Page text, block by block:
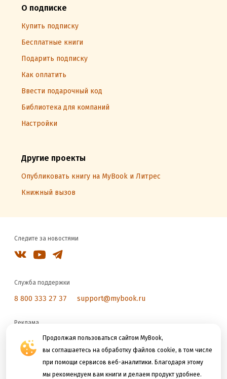
Продолжая пользоваться сайтом MyBook,
вы соглашаетесь на обработку файлов cookie, в том числе
при помощи сервисов веб-аналитики. Благодаря этому
мы рекомендуем вам книги и делаем продукт удобнее.
О подписке
Купить подписку
Бесплатные книги
Подарить подписку
Как оплатить
Ввести подарочный код
Библиотека для компаний
Настройки
Другие проекты
Опубликовать книгу на MyBook и Литрес
Книжный вызов
Следите за новостями
Служба поддержки
8 800 333 27 37 support@mybook.ru
Реклама
reklama@litres.ru
Мы принимаем к оплате